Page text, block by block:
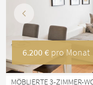
Vorherige
6.200 € pro Monat